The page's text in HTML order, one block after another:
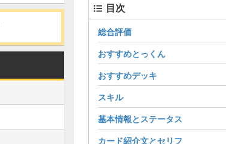
目次
総合評価
おすすめとっくん
おすすめデッキ
スキル
基本情報とステータス
カード紹介文とセリフ